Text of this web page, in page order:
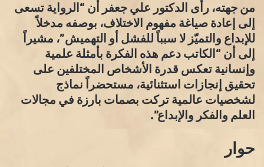
من جهته، رأى الدكتور علي جعفر أن “الرواية تسعى
إلى إعادة صياغة مفهوم الاختلاف، بوصفه مدخلاً
للإبداع والتميّز لا سبباً للفشل أو التهميش”، مشيراً
إلى أن “الكاتب دعم هذه الفكرة بأمثلة علمية
وإنسانية تعكس قدرة الأشخاص المختلفين على
تحقيق إنجازات استثنائية، مستحضراً نماذج
لشخصيات عالمية تركت بصمات بارزة في مجالات
العلم والفكر والإبداع”.
حوار